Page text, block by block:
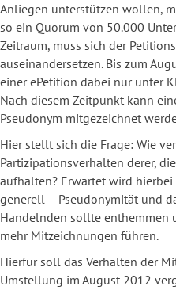
Anliegen unterstützen wollen,
so ein Quorum von 50.000
Zeitraum, muss sich der
auseinandersetzen. Bis zum
einer ePetition dabei nur unter
Nach diesem Zeitpunkt kann
Pseudonym mitgezeichnet
Hier stellt sich die Frage: Wie
Partizipationsverhalten derer,
aufhalten? Erwartet wird
generell – Pseudonymität und
Handelnden sollte enthemmen
mehr Mitzeichnungen führen.
Hierfür soll das Verhalten der
Umstellung im August 2012